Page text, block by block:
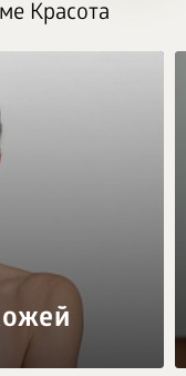
Красота